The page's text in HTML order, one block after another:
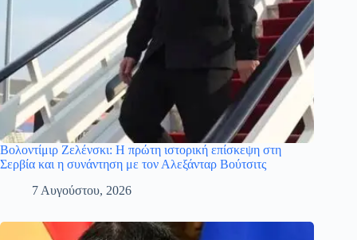
Βολοντίμιρ Ζελένσκι: Η πρώτη ιστορική επίσκεψη στη
Σερβία και η συνάντηση με τον Αλεξάνταρ Βούτσιτς
7 Αυγούστου, 2026